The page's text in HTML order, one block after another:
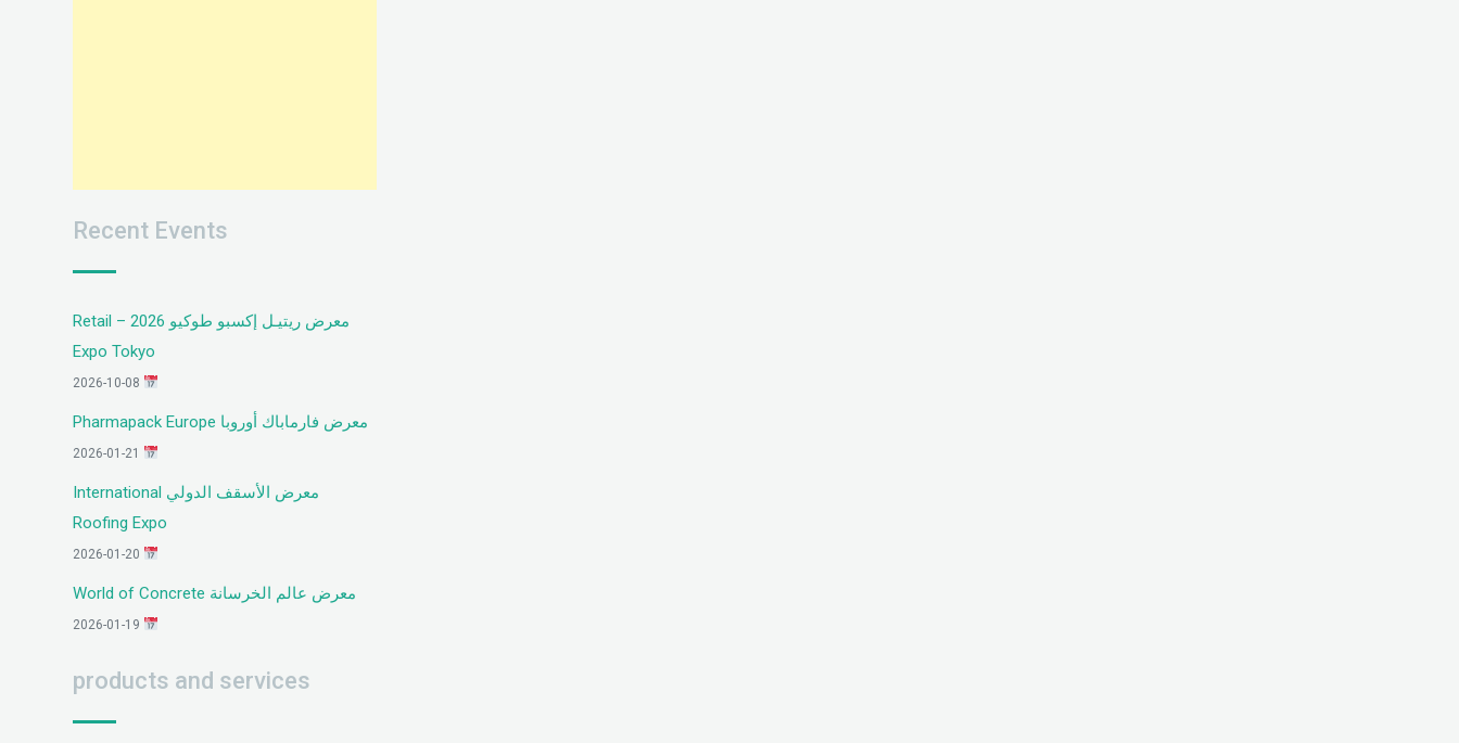
Recent Events
معرض ريتيـل إكسبو طوكيو 2026 – Retail
Expo Tokyo
معرض فارماباك أوروبا Pharmapack Europe
معرض الأسقف الدولي International
Roofing Expo
معرض عالم الخرسانة World of Concrete
products and services